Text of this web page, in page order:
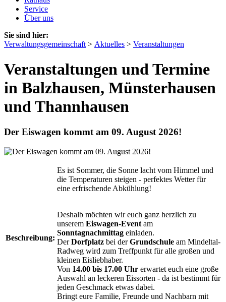
Service
Über uns
Sie sind hier:
Verwaltungsgemeinschaft > Aktuelles > Veranstaltungen
Veranstaltungen und Termine
in Balzhausen, Münsterhausen
und Thannhausen
Der Eiswagen kommt am 09. August 2026!
Beschreibung:
Es ist Sommer, die Sonne lacht vom Himmel und
die Temperaturen steigen - perfektes Wetter für
eine erfrischende Abkühlung!
Deshalb möchten wir euch ganz herzlich zu
unserem Eiswagen-Event am
Sonntagnachmittag einladen.
DerDorfplatz bei derGrundschule am Mindeltal-
Radweg wird zum Treffpunkt für alle großen und
kleinen Eisliebhaber.
Von 14.00 bis 17.00 Uhr erwartet euch eine große
Auswahl an leckeren Eissorten - da ist bestimmt für
jeden Geschmack etwas dabei.
Bringt eure Familie, Freunde und Nachbarn mit